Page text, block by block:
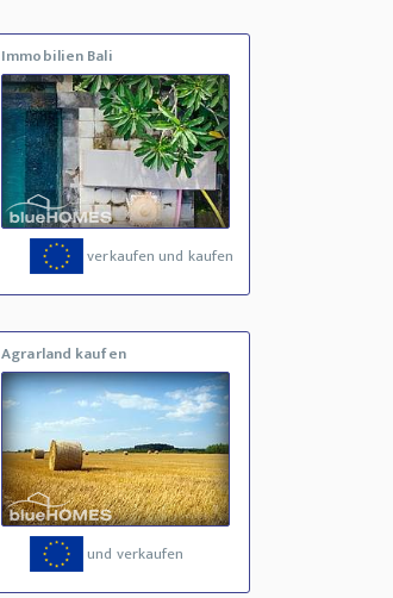
Immobilien Bali
verkaufen und kaufen
Agrarland kaufen
und verkaufen